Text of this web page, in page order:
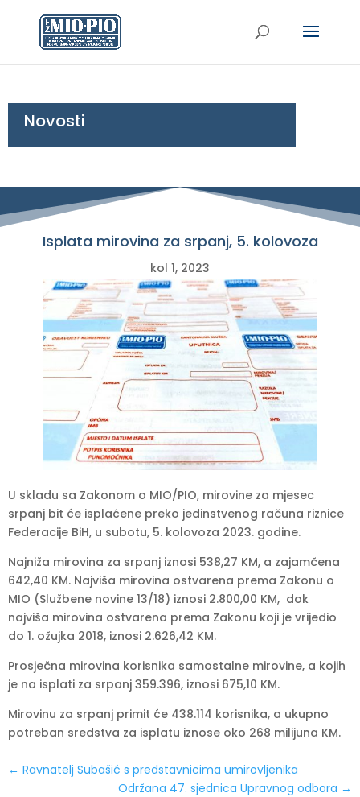
Novosti
Isplata mirovina za srpanj, 5. kolovoza
kol 1, 2023
U skladu sa Zakonom o MIO/PIO, mirovine za mjesec
srpanj bit će isplaćene preko jedinstvenog računa riznice
Federacije BiH, u subotu, 5. kolovoza 2023. godine.
Najniža mirovina za srpanj iznosi 538,27 KM, a zajamčena
642,40 KM. Najviša mirovina ostvarena prema Zakonu o
MIO (Službene novine 13/18) iznosi 2.800,00 KM, dok
najviša mirovina ostvarena prema Zakonu koji je vrijedio
do 1. ožujka 2018, iznosi 2.626,42 KM.
Prosječna mirovina korisnika samostalne mirovine, a kojih
je na isplati za srpanj 359.396, iznosi 675,10 KM.
Mirovinu za srpanj primit će 438.114 korisnika, a ukupno
potreban sredstva za isplatu iznose oko 268 milijuna KM.
← Ravnatelj Subašić s predstavnicima umirovljenika
Održana 47. sjednica Upravnog odbora →